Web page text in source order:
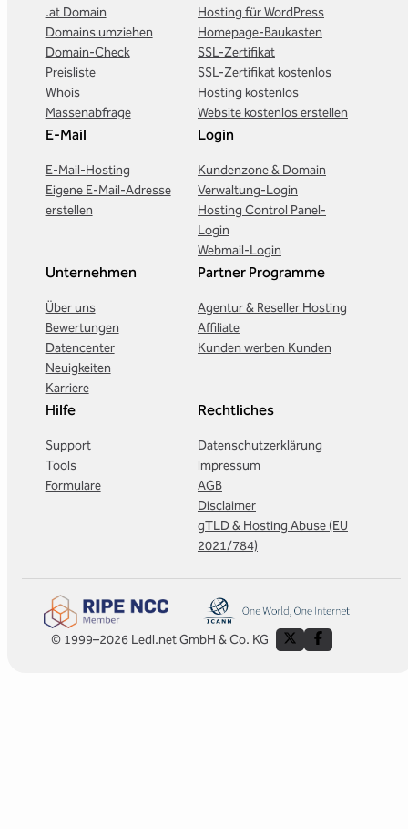
.at Domain
Domains umziehen
Domain-Check
Preisliste
Whois
Massenabfrage
Hosting für WordPress
Homepage-Baukasten
SSL-Zertifikat
SSL-Zertifikat kostenlos
Hosting kostenlos
Website kostenlos erstellen
E-Mail
E-Mail-Hosting
Eigene E-Mail-Adresse
erstellen
Login
Kundenzone & Domain
Verwaltung-Login
Hosting Control Panel-
Login
Webmail-Login
Unternehmen
Über uns
Bewertungen
Datencenter
Neuigkeiten
Karriere
Partner Programme
Agentur & Reseller Hosting
Affiliate
Kunden werben Kunden
Hilfe
Support
Tools
Formulare
Rechtliches
Datenschutzerklärung
Impressum
AGB
Disclaimer
gTLD & Hosting Abuse (EU
2021/784)
© 1999–2026 Ledl.net GmbH & Co. KG